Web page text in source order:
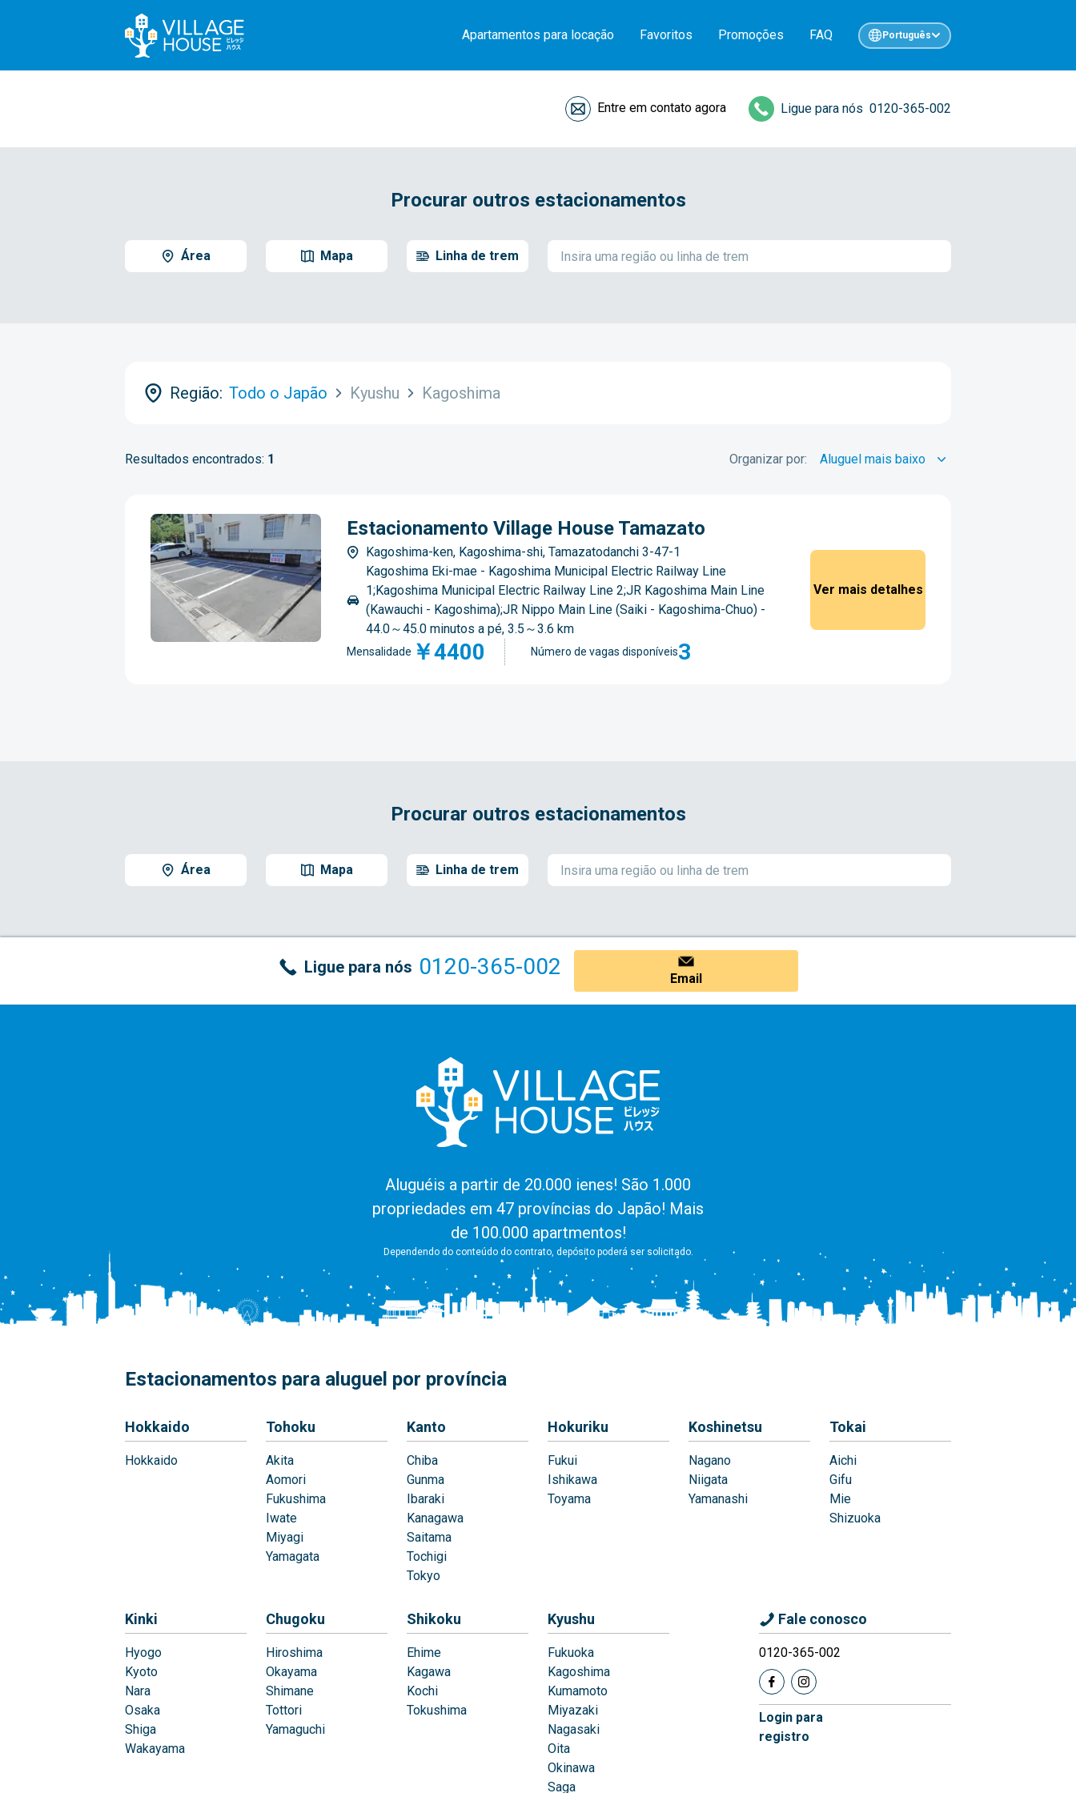
Apartamentos para locação Favoritos Promoções FAQ Português
Entre em contato agora Ligue para nós 0120-365-002
Procurar outros estacionamentos
Área Mapa Linha de trem
Região: Todo o Japão Kyushu Kagoshima
Resultados encontrados: 1 Organizar por:
Estacionamento Village House Tamazato
Kagoshima-ken, Kagoshima-shi, Tamazatodanchi 3-47-1
Kagoshima Eki-mae - Kagoshima Municipal Electric Railway Line
1;Kagoshima Municipal Electric Railway Line 2;JR Kagoshima Main Line
(Kawauchi - Kagoshima);JR Nippo Main Line (Saiki - Kagoshima-Chuo) -
44.0～45.0 minutos a pé, 3.5～3.6 km
Mensalidade ￥4400 Número de vagas disponíveis3
Ver mais detalhes
Procurar outros estacionamentos
Área Mapa Linha de trem
Ligue para nós 0120-365-002 Email
Aluguéis a partir de 20.000 ienes! São 1.000
propriedades em 47 províncias do Japão! Mais
de 100.000 apartmentos!
Dependendo do conteúdo do contrato, depósito poderá ser solicitado.
Estacionamentos para aluguel por província
Hokkaido
Hokkaido
Tohoku
Akita
Aomori
Fukushima
Iwate
Miyagi
Yamagata
Kanto
Chiba
Gunma
Ibaraki
Kanagawa
Saitama
Tochigi
Tokyo
Hokuriku
Fukui
Ishikawa
Toyama
Koshinetsu
Nagano
Niigata
Yamanashi
Tokai
Aichi
Gifu
Mie
Shizuoka
Kinki
Hyogo
Kyoto
Nara
Osaka
Shiga
Wakayama
Chugoku
Hiroshima
Okayama
Shimane
Tottori
Yamaguchi
Shikoku
Ehime
Kagawa
Kochi
Tokushima
Kyushu
Fukuoka
Kagoshima
Kumamoto
Miyazaki
Nagasaki
Oita
Okinawa
Saga
Fale conosco
0120-365-002
Login para
registro